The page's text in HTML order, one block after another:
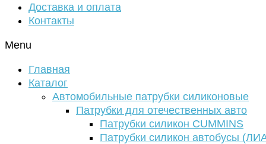
Доставка и оплата
Контакты
Menu
Главная
Каталог
Автомобильные патрубки силиконовые
Патрубки для отечественных авто
Патрубки силикон CUMMINS
Патрубки силикон автобусы